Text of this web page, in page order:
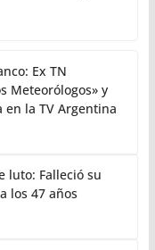
Ex TN
Meteorólogos» y
en la TV Argentina
luto: Falleció su
los 47 años